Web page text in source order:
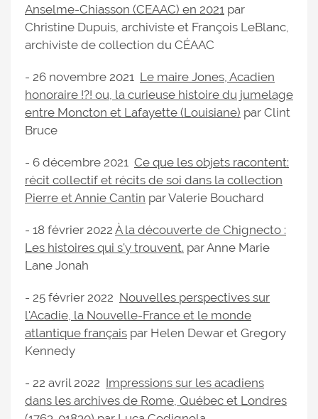
Anselme-Chiasson (CEAAC) en 2021 par
Christine Dupuis, archiviste et François LeBlanc,
archiviste de collection du CÉAAC
- 26 novembre 2021 Le maire Jones, Acadien
honoraire !?! ou, la curieuse histoire du jumelage
entre Moncton et Lafayette (Louisiane) par Clint
Bruce
- 6 décembre 2021 Ce que les objets racontent:
récit collectif et récits de soi dans la collection
Pierre et Annie Cantin par Valerie Bouchard
- 18 février 2022 À la découverte de Chignecto :
Les histoires qui s'y trouvent. par Anne Marie
Lane Jonah
- 25 février 2022 Nouvelles perspectives sur
l'Acadie, la Nouvelle-France et le monde
atlantique français par Helen Dewar et Gregory
Kennedy
- 22 avril 2022 Impressions sur les acadiens
dans les archives de Rome, Québec et Londres